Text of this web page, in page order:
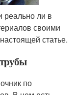
реально ли в
своими
статье.
по